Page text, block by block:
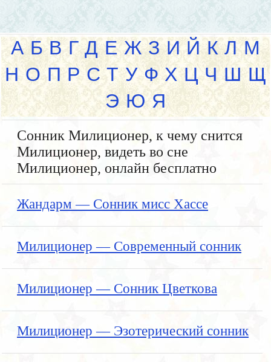
А Б В Г Д Е Ж З И Й К Л М
Н О П Р С Т У Ф Х Ц Ч Ш Щ
Э Ю Я
Сонник Милиционер, к чему снится
Милиционер, видеть во сне
Милиционер, онлайн бесплатно
Жандарм — Сонник мисс Хассе
Милиционер — Современный сонник
Милиционер — Сонник Цветкова
Милиционер — Эзотерический сонник